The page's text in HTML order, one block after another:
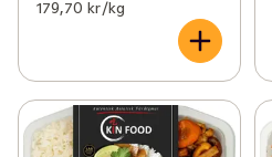
179,70 kr /kg